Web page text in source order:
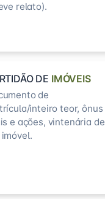
relato).
DE IMÓVEIS
de
inteiro teor, ônus
e ações, vintenária de
imóvel.